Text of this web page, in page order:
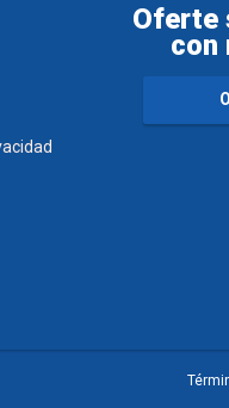
Oferte
con